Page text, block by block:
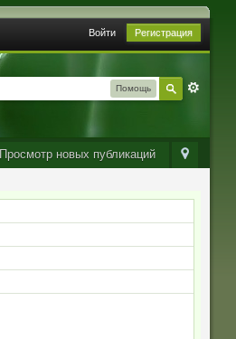
Войти Регистрация
Помощь
Просмотр новых публикаций